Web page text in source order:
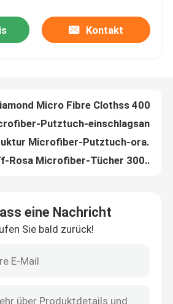
Stapelfaser
Kontakt
Blaues Microfiber-Reinigungs-Tücher Superpol-Struktur-Auto-Putztuch
Superpol-Struktur Microfiber-Putztuch-orange Küchen-Reiniger-Stoff
Fenster-Stoff-Rosa Microfiber-Tücher 300gsm Microfiber für Badezimmer-Reinigung
eine Nachricht
Sie bald zurück!